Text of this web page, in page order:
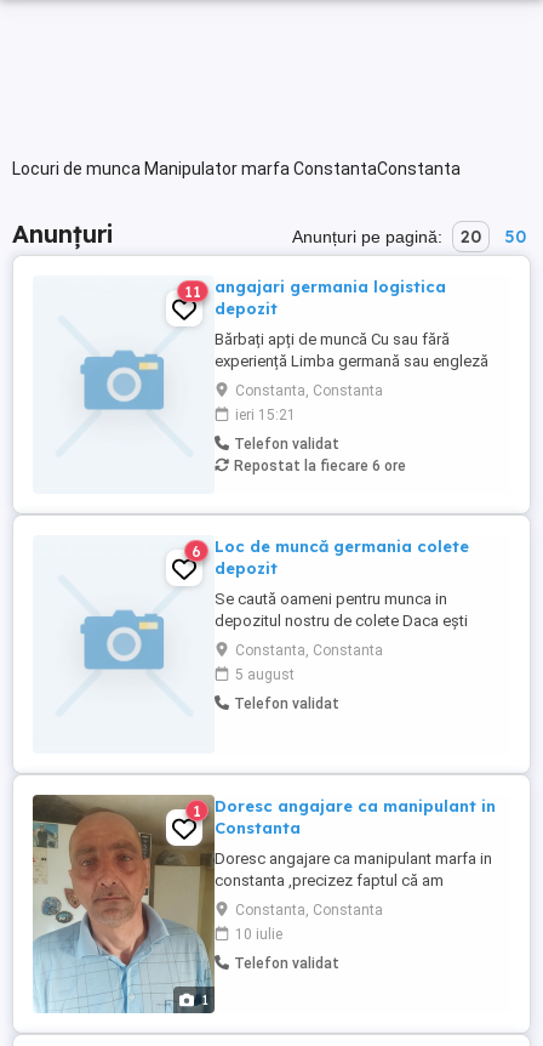
Locuri de munca Manipulator marfa ConstantaConstanta
Anunțuri Anunțuri pe pagină: 20 50
11
angajari germania logistica
depozit
Bărbați apți de muncă Cu sau fără
experiență Limba germană sau engleză
NU este obligatorie (dar reprezintă un
avantaj) Oferim: Contract de muncă legal
Salariu atractiv Cazare asigurată (contra
cost Posibilitate de ore suplimentare
Mediu de lucru stabil Dacă ești interesat și
Constanta, Constanta
ieri 15:21
Telefon validat
Repostat la fiecare 6 ore
6
Loc de muncă germania colete
depozit
Se caută oameni pentru munca in
depozitul nostru de colete Daca ești
interesat de un loc de muncă poți opta la
noi la depozitul de colete -Se lucrează de
luni până vineri 8 ore pe zi -Se lucrează la
colete pe banda etichetat - Se oferă
Constanta, Constanta
5 august
Telefon validat
1
1
Doresc angajare ca manipulant in
Constanta
Doresc angajare ca manipulant marfa in
constanta ,precizez faptul că am
experiență In domeniu de 16 ani in cadrul
companiei Excelsior.
Constanta, Constanta
10 iulie
Telefon validat